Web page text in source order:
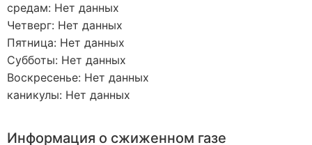
средам: Нет данных
Четверг: Нет данных
Пятница: Нет данных
Субботы: Нет данных
Воскресенье: Нет данных
каникулы: Нет данных
Информация о сжиженном газе